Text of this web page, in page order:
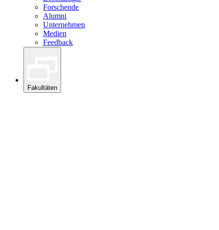
Forschende
Alumni
Unternehmen
Medien
Feedback
Fakultäten